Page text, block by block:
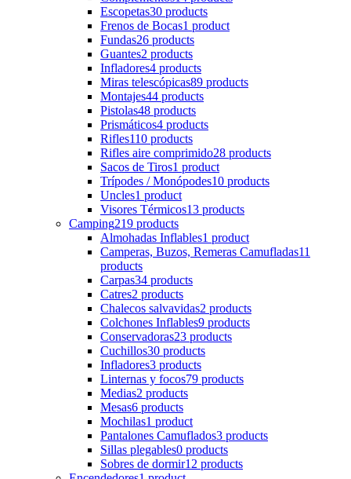
Escopetas30 products
Frenos de Bocas1 product
Fundas26 products
Guantes2 products
Infladores4 products
Miras telescópicas89 products
Montajes44 products
Pistolas48 products
Prismáticos4 products
Rifles110 products
Rifles aire comprimido28 products
Sacos de Tiros1 product
Trípodes / Monópodes10 products
Uncles1 product
Visores Térmicos13 products
Camping219 products
Almohadas Inflables1 product
Camperas, Buzos, Remeras Camufladas11
products
Carpas34 products
Catres2 products
Chalecos salvavidas2 products
Colchones Inflables9 products
Conservadoras23 products
Cuchillos30 products
Infladores3 products
Linternas y focos79 products
Medias2 products
Mesas6 products
Mochilas1 product
Pantalones Camuflados3 products
Sillas plegables0 products
Sobres de dormir12 products